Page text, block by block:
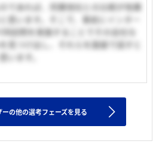
であれば、同業他社との比較が他業
思います。そこで、事前にインター
訪問を実施することでその会社な
見つけ出し、それらを面接で話すと
います。
ーの他の選考フェーズを見る